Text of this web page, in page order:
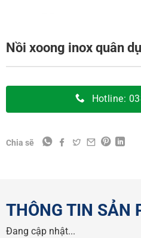
Nồi xoong inox quân
Hotline:
Chia sẽ
THÔNG TIN SẢN
Đang cập nhật...